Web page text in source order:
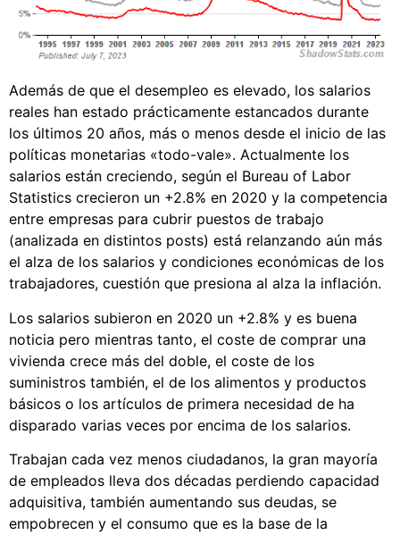
Además de que el desempleo es elevado, los salarios
reales han estado prácticamente estancados durante
los últimos 20 años, más o menos desde el inicio de las
políticas monetarias «todo-vale». Actualmente los
salarios están creciendo, según el Bureau of Labor
Statistics crecieron un +2.8% en 2020 y la competencia
entre empresas para cubrir puestos de trabajo
(analizada en distintos posts) está relanzando aún más
el alza de los salarios y condiciones económicas de los
trabajadores, cuestión que presiona al alza la inflación.
Los salarios subieron en 2020 un +2.8% y es buena
noticia pero mientras tanto, el coste de comprar una
vivienda crece más del doble, el coste de los
suministros también, el de los alimentos y productos
básicos o los artículos de primera necesidad de ha
disparado varias veces por encima de los salarios.
Trabajan cada vez menos ciudadanos, la gran mayoría
de empleados lleva dos décadas perdiendo capacidad
adquisitiva, también aumentando sus deudas, se
empobrecen y el consumo que es la base de la